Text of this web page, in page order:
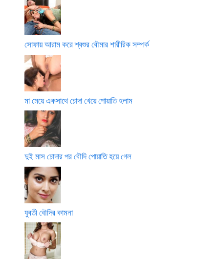
সোফায় আরাম করে শ্বশুর বৌমার শারীরিক সম্পর্ক
মা মেয়ে একসাথে চোদা খেয়ে পোয়াতি হলাম
দুই মাস চোদার পর বৌদি পোয়াতি হয়ে গেল
যুবতী বৌদির কামনা